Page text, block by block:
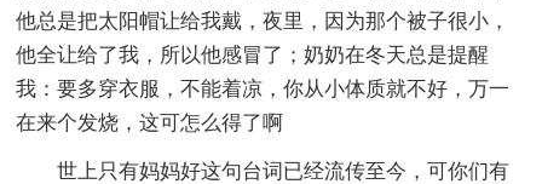
他总是把太阳帽让给我戴，夜里，因为那个被子很小，
他全让给了我，所以他感冒了；奶奶在冬天总是提醒
我：要多穿衣服，不能着凉，你从小体质就不好，万一
在来个发烧，这可怎么得了啊
世上只有妈妈好这句台词已经流传至今，可你们有